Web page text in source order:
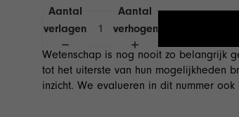
Aantal
verlagen
Aantal
verhogen
Wetenschap is nog nooit zo belangrijk
tot het uiterste van hun mogelijkheden
inzicht. We evalueren in dit nummer